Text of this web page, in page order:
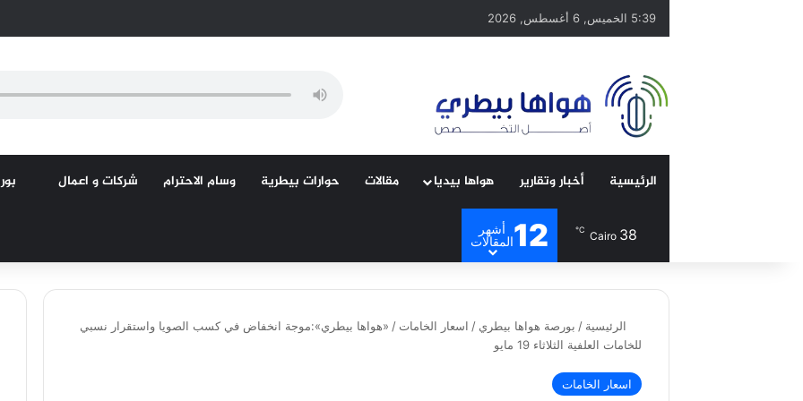
5:39 الخميس, 6 أغسطس, 2026
الرئيسية أخبار وتقارير هواها بيديا مقالات حوارات بيطرية وسام الاحترام شركات و اعمال
Cairo 38
℃
12
أشهر
المقالات
الرئيسية / بورصة هواها بيطري / اسعار الخامات / «هواها بيطري»:موجة انخفاض في كسب الصويا واستقرار نسبي
للخامات العلفية الثلاثاء 19 مايو
اسعار الخامات